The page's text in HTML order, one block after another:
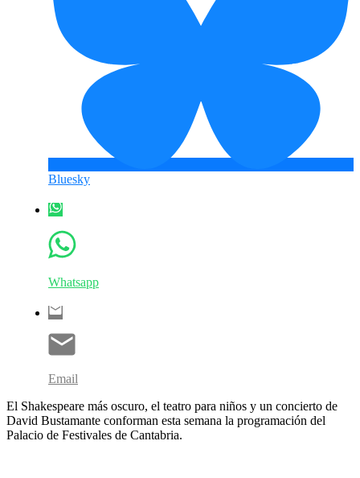
Bluesky
Whatsapp
Email
El Shakespeare más oscuro, el teatro para niños y un concierto de
David Bustamante conforman esta semana la programación del
Palacio de Festivales de Cantabria.